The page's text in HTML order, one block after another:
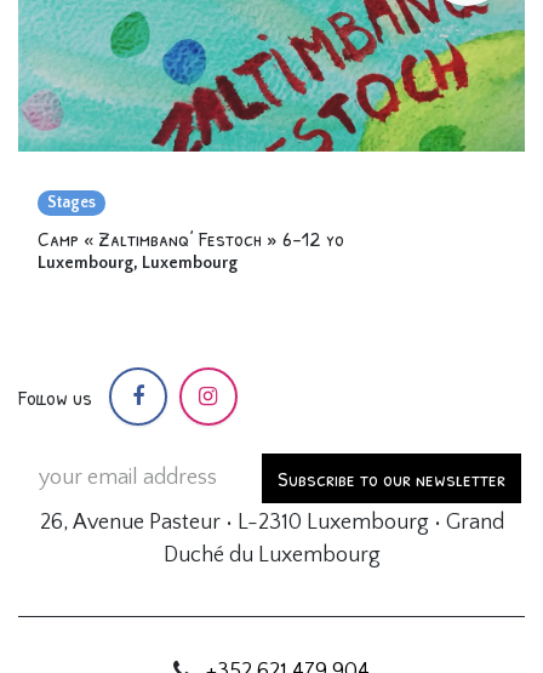
Stages
Camp « Zaltimbanq’ Festoch » 6-12 yo
Luxembourg, Luxembourg
Follow us
Subscribe to our newsletter
26, Avenue Pasteur • L-2310 Luxembourg • Grand
Duché du Luxembourg